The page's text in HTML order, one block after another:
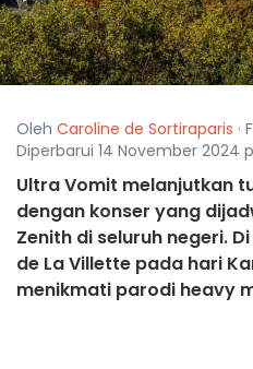
Oleh Caroline de Sortiraparis ·
Diperbarui 14 November 2024
Ultra Vomit melanjutkan
dengan konser yang
Zenith di seluruh negeri.
de La Villette pada hari
menikmati parodi heavy